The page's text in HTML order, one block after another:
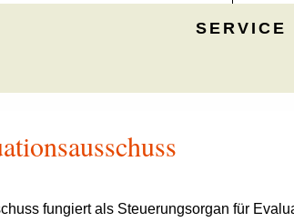
SERVICE
fungiert als Steuerungsorgan für